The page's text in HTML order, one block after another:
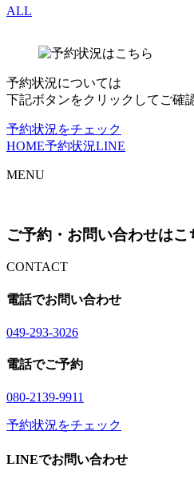
ALL
予約状況については
下記ボタンをクリックしてご確
予約状況をチェック
HOME予約状況LINE
MENU
ご予約・お問い合わせはこ
CONTACT
電話でお問い合わせ
049-293-3026
電話でご予約
080-2139-9911
予約状況をチェック
LINEでお問い合わせ